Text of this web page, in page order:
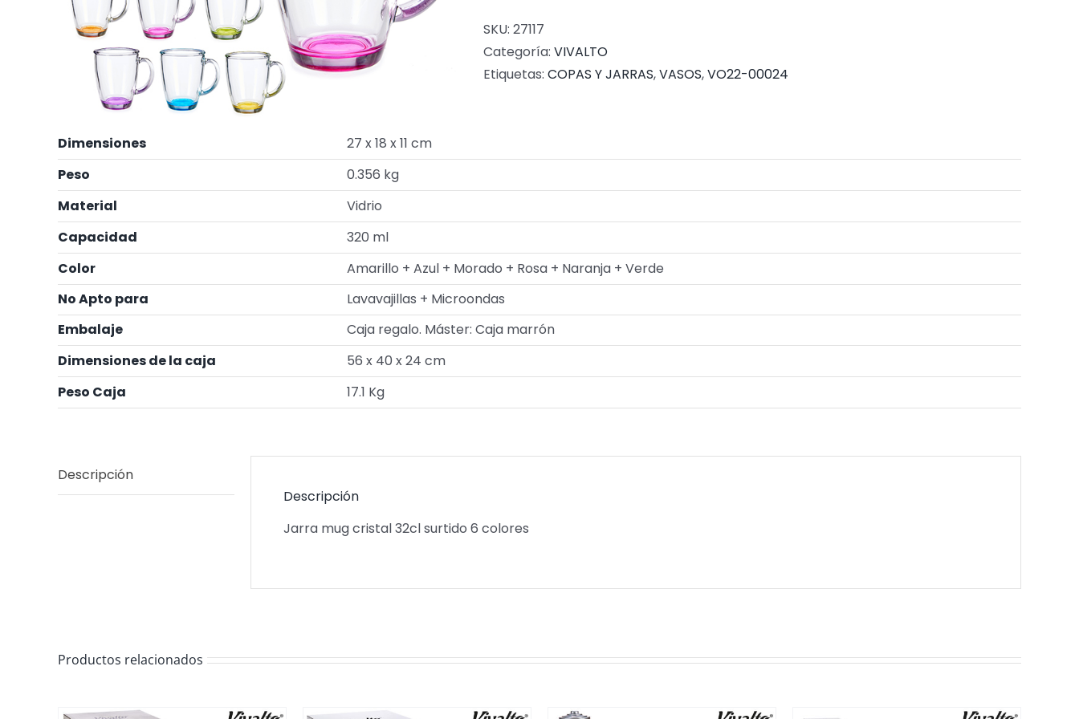
SKU: 27117
Categoría: VIVALTO
Etiquetas: COPAS Y JARRAS,VASOS,VO22-00024
Dimensiones
27 x 18 x 11 cm
Peso
0.356 kg
Material
Vidrio
Capacidad
320 ml
Color
Amarillo + Azul + Morado + Rosa + Naranja + Verde
No Apto para
Lavavajillas + Microondas
Embalaje
Caja regalo. Máster: Caja marrón
Dimensiones de la caja
56 x 40 x 24 cm
Peso Caja
17.1 Kg
Descripción
Descripción
Jarra mug cristal 32cl surtido 6 colores
Productos relacionados